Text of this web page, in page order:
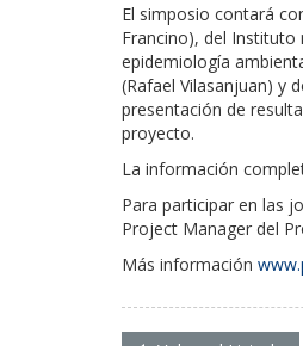
El simposio contará
Francino), del Instituto
epidemiología
(Rafael Vilasanjuan) y
presentación de
proyecto.
La información
Para participar en las
Project Manager del
Más información